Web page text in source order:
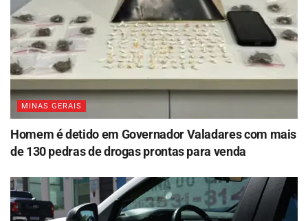
MINAS GERAIS
Homem é detido em Governador Valadares com mais
de 130 pedras de drogas prontas para venda